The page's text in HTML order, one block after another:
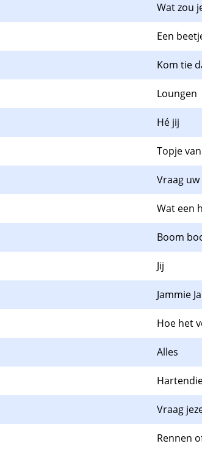
Wat zou
Een
Kom tie
Loungen
Hé jij
Topje
Vraag
Wat een
Boom
Jij
Jammie
Hoe het
Alles
Vraag
Rennen